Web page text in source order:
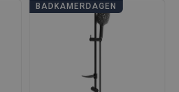
BADKAMERDAGEN